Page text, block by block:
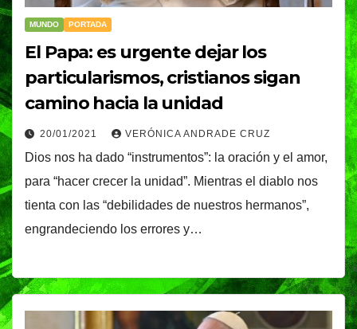
MUNDO PORTADA
El Papa: es urgente dejar los
particularismos, cristianos sigan
camino hacia la unidad
20/01/2021 VERÓNICA ANDRADE CRUZ
Dios nos ha dado “instrumentos”: la oración y el amor,
para “hacer crecer la unidad”. Mientras el diablo nos
tienta con las “debilidades de nuestros hermanos”,
engrandeciendo los errores y…